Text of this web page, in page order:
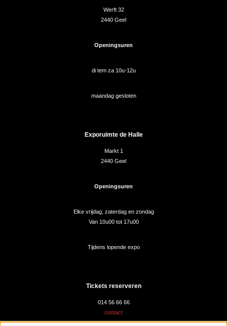
Werft 32
2440 Geel
Openingsuren
di tem za 10u-12u
maandag gesloten
Exporuimte de Halle
Markt 1
2440 Geel
Openingsuren
Elke vrijdag, zaterdag en zondag
Van 10u00 tot 17u00
Tijdens lopende expo
Tickets reserveren
014 56 66 66
contact